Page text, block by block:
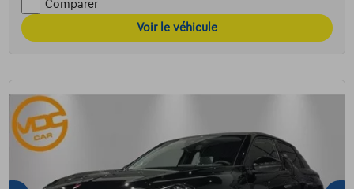
Comparer
Voir le véhicule